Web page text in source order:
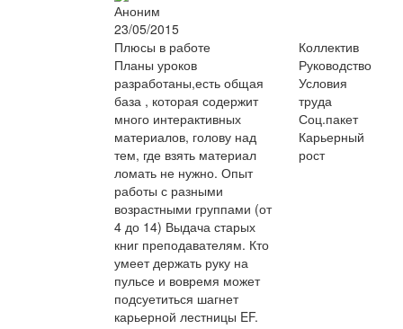
Аноним
23/05/2015
Плюсы в работе
Планы уроков
разработаны,есть общая
база , которая содержит
много интерактивных
материалов, голову над
тем, где взять материал
ломать не нужно. Опыт
работы с разными
возрастными группами (от
4 до 14) Выдача старых
книг преподавателям. Кто
умеет держать руку на
пульсе и вовремя может
подсуетиться шагнет
карьерной лестницы EF.
Коллектив
Руководство
Условия
труда
Соц.пакет
Карьерный
рост